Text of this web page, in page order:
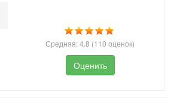
Средняя:4.8 (110 оценок)
Оценить